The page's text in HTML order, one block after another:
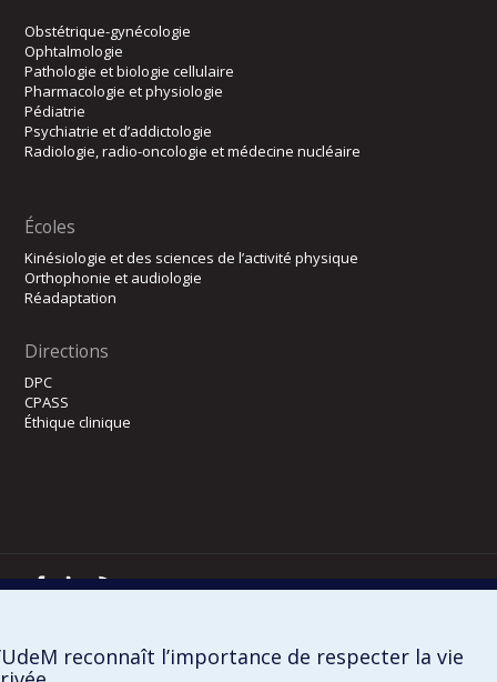
Obstétrique-gynécologie
Ophtalmologie
Pathologie et biologie cellulaire
Pharmacologie et physiologie
Pédiatrie
Psychiatrie et d’addictologie
Radiologie, radio-oncologie et médecine nucléaire
Écoles
Kinésiologie et des sciences de l’activité physique
Orthophonie et audiologie
Réadaptation
Directions
DPC
CPASS
Éthique clinique
reconnaît l’importance de respecter la vie